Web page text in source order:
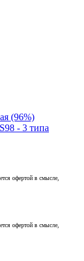
(96%)
- 3 типа
офертой в смысле,
офертой в смысле,